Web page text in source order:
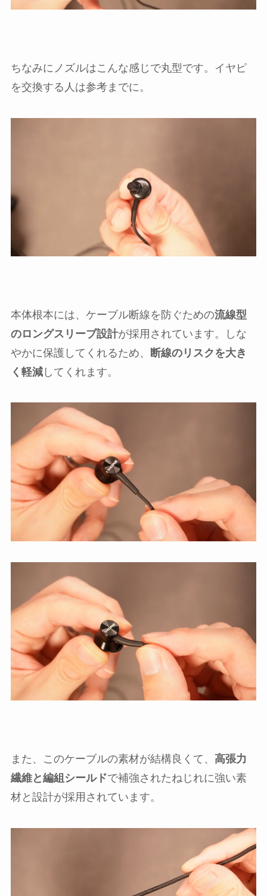
ちなみにノズルはこんな感じで丸型です。イヤピ
を交換する人は参考までに。
本体根本には、ケーブル断線を防ぐための流線型
のロングスリーブ設計が採用されています。しな
やかに保護してくれるため、
断線のリスクを大き
く軽減してくれます。
また、このケーブルの素材が結構良くて、 高張力
繊維と編組シールドで補強されたねじれに強い素
材と設計が採用されています。